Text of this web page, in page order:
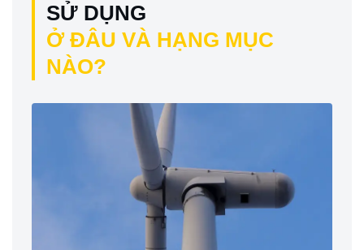
SỬ DỤNG
Ở ĐÂU VÀ HẠNG MỤC
NÀO?